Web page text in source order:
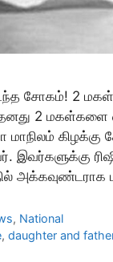
சோகம்! 2
2 மகள்களை
கிழக்கு
இவர்களுக்கு
அக்கவுண்டராக
, National
,daughter and